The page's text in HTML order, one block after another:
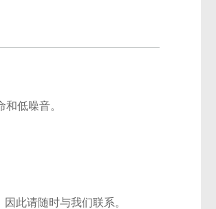
低噪音。
此请随时与我们联系。